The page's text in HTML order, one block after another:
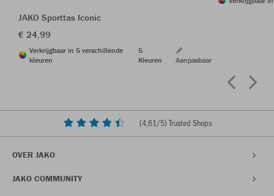
JAKO Sporttas Iconic
€ 24,99
Verkrijgbaar in 5 verschillende
kleuren
5
Kleuren
Aanpasbaar
(4,61/5) Trusted Shops
OVER JAKO
JAKO COMMUNITY